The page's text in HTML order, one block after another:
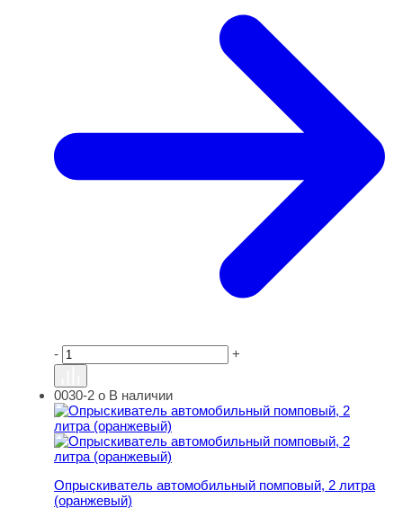
- +
Опрыскиватель автомобильный помповый, 2 литра
0030-2 о В наличии
Опрыскиватель автомобильный помповый, 2 литра
(оранжевый)